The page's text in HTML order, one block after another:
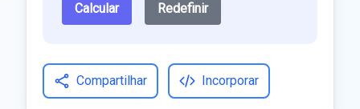
Calcular Redefinir
Compartilhar Incorporar